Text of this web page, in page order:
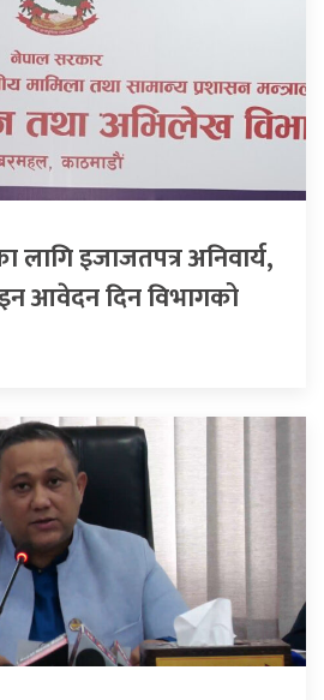
लागि इजाजतपत्र अनिवार्य,
आवेदन दिन विभागको